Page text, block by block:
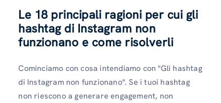
Le 18 principali ragioni per cui gli
hashtag di Instagram non
funzionano e come risolverli
Cominciamo con cosa intendiamo con "Gli hashtag
di Instagram non funzionano". Se i tuoi hashtag
non riescono a generare engagement, non